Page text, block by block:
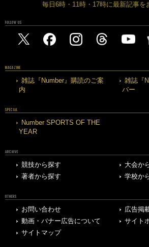
毎日6時・11時・17時に最新記事を
FOLLOW US
MAGAZINE
雑誌『Number』購読のご案
内
雑誌『
バー
SPECIAL
Number SPORTS OF THE
YEAR
ARCHIVE
競技から探す
大会か
著者から探す
学校か
OTHERS
お問い合わせ
広告掲
動画・バナー広告について
サイト
サイトマップ